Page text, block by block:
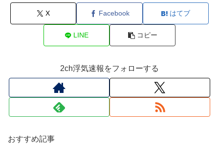
X Facebook はてブ
LINE コピー
2ch浮気速報をフォローする
おすすめ記事